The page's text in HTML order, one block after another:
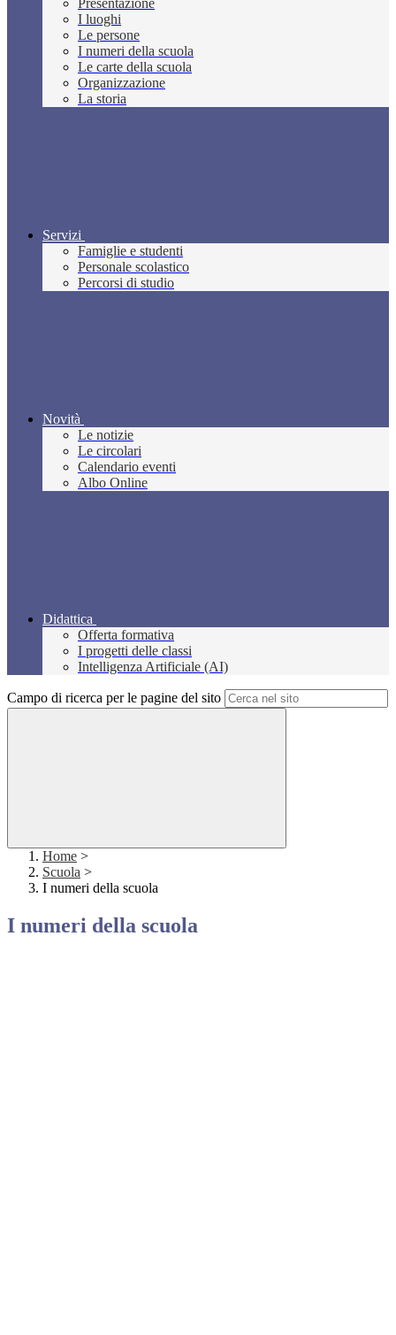
Presentazione
I luoghi
Le persone
I numeri della scuola
Le carte della scuola
Organizzazione
La storia
Servizi
Famiglie e studenti
Personale scolastico
Percorsi di studio
Novità
Le notizie
Le circolari
Calendario eventi
Albo Online
Didattica
Offerta formativa
I progetti delle classi
Intelligenza Artificiale (AI)
Campo di ricerca per le pagine del sito
Home >
Scuola >
I numeri della scuola
I numeri della scuola